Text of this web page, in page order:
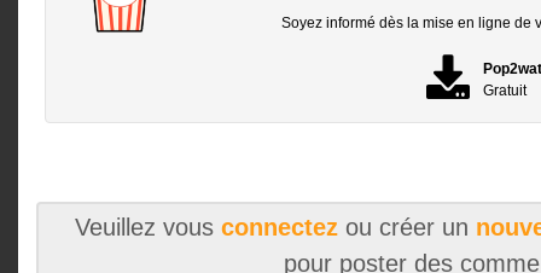
Soyez informé dès la mise en ligne de
Gratuit
Veuillez vous connectezou créer un
pour poster des